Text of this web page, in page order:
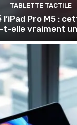
TABLETTE TACTILE
l’iPad Pro M5 :
elle vraiment un